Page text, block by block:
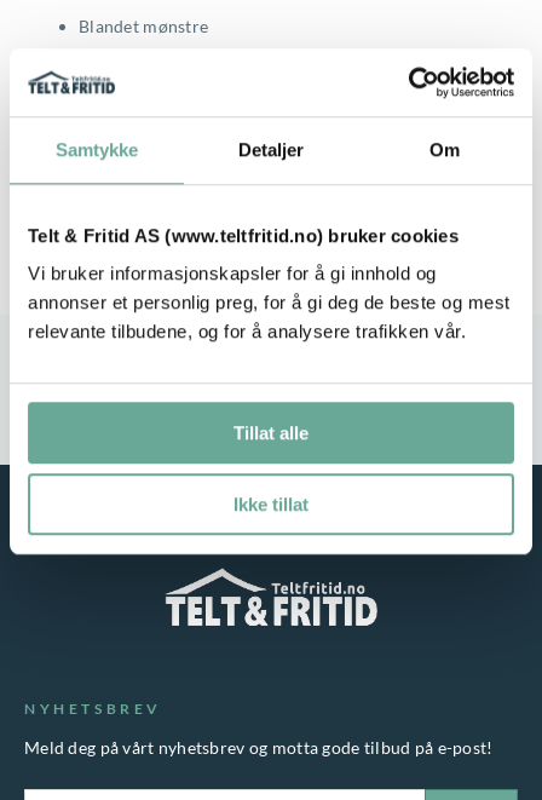
Samtykke Detaljer Om
Telt & Fritid AS (www.teltfritid.no) bruker cookies
Vi bruker informasjonskapsler for å gi innhold og
annonser et personlig preg, for å gi deg de beste og mest
relevante tilbudene, og for å analysere trafikken vår.
Tillat alle
Ikke tillat
Blandet mønstre
NYHETSBREV
Meld deg på vårt nyhetsbrev og motta gode tilbud på e-post!